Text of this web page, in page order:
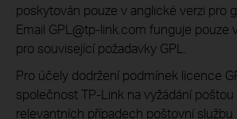
poskytován pouze v anglické verzi pro
Email GPL@tp-link.com funguje pouze
pro související požadavky GPL.
Pro účely dodržení podmínek licence
společnost TP-Link na vyžádání
relevantních případech poštovní